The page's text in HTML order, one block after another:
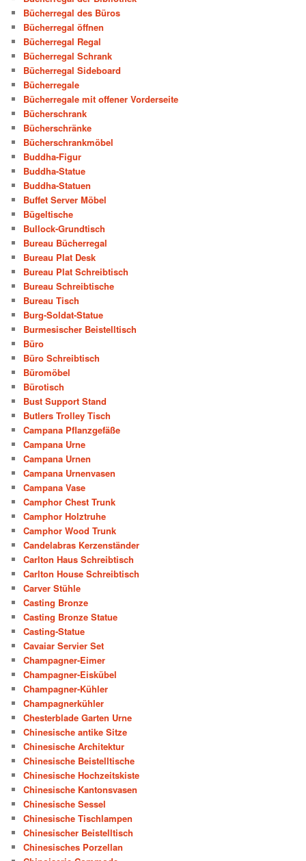
Bücherregal des Büros
Bücherregal öffnen
Bücherregal Regal
Bücherregal Schrank
Bücherregal Sideboard
Bücherregale
Bücherregale mit offener Vorderseite
Bücherschrank
Bücherschränke
Bücherschrankmöbel
Buddha-Figur
Buddha-Statue
Buddha-Statuen
Buffet Server Möbel
Bügeltische
Bullock-Grundtisch
Bureau Bücherregal
Bureau Plat Desk
Bureau Plat Schreibtisch
Bureau Schreibtische
Bureau Tisch
Burg-Soldat-Statue
Burmesischer Beistelltisch
Büro
Büro Schreibtisch
Büromöbel
Bürotisch
Bust Support Stand
Butlers Trolley Tisch
Campana Pflanzgefäße
Campana Urne
Campana Urnen
Campana Urnenvasen
Campana Vase
Camphor Chest Trunk
Camphor Holztruhe
Camphor Wood Trunk
Candelabras Kerzenständer
Carlton Haus Schreibtisch
Carlton House Schreibtisch
Carver Stühle
Casting Bronze
Casting Bronze Statue
Casting-Statue
Cavaiar Servier Set
Champagner-Eimer
Champagner-Eiskübel
Champagner-Kühler
Champagnerkühler
Chesterblade Garten Urne
Chinesische antike Sitze
Chinesische Architektur
Chinesische Beistelltische
Chinesische Hochzeitskiste
Chinesische Kantonsvasen
Chinesische Sessel
Chinesische Tischlampen
Chinesischer Beistelltisch
Chinesisches Porzellan